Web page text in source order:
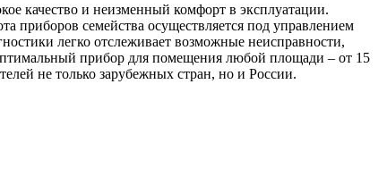
качество и неизменный комфорт в эксплуатации.
семейства осуществляется под управлением
легко отслеживает возможные неисправности,
прибор для помещения любой площади – от 15
не только зарубежных стран, но и России.